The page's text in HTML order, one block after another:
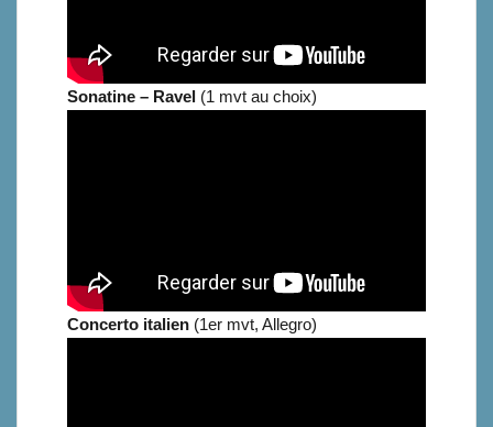
Sonatine – Ravel (1 mvt au choix)
Concerto italien (1er mvt, Allegro)